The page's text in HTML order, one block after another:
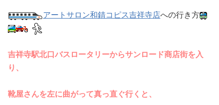
アートサロン和錆コピス吉祥寺店への行き方
吉祥寺駅北口バスロータリーからサンロード商店街を入
り、
靴屋さんを左に曲がって真っ直ぐ行くと、